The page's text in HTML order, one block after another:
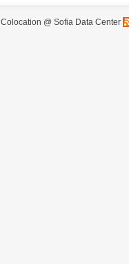
Colocation @ Sofia Data Center